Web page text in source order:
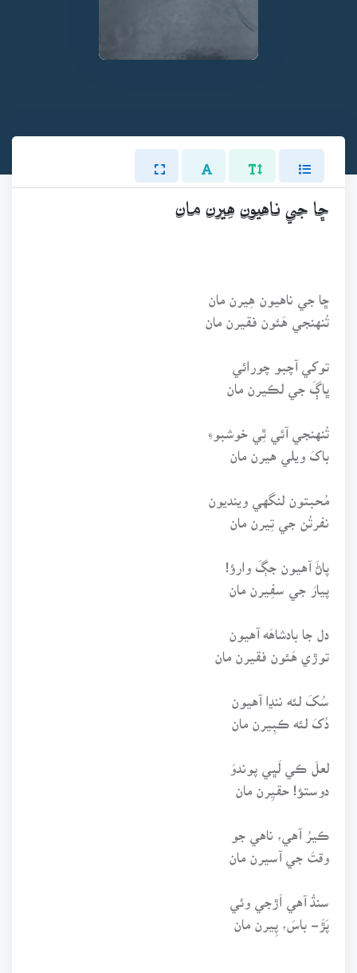
ڇا جي ناهيون هِيرن مان
ڇا جي ناهيون هِيرن مان
تُنهنجي هَئون فقيرن مان
توکي آچبو چورائي
ڀاڳَ جي لڪيرن مان
تُنهنجي آئي ٿِي خوشبوءِ
باکَ ويلي هيرن مان
مُحبتون لنگهي وينديون
نفرتُن جي تِيرن مان
پاڻَ آهيون جڳَ وارؤ!
پيارَ جي سفِيرن مان
دل جا بادشاهَه آهيون
توڙي هَئون فقيرن مان
سُکَ لئه ننڍا آهيون
دُکَ لئه ڪبِيرن مان
لعلَ ڪي لَڀي پوندوَ
دوستؤ! حقيِرن مان
ڪيرُ آهي، ناهي جو
وقتَ جي آسيرن مان
سنڌُ آهي اَڙجي وئي
پَڙَ- باسَ، پِيرن مان